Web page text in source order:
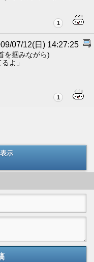
1
07/12(日) 14:27:25
を掴みながら)
よ」
1
示